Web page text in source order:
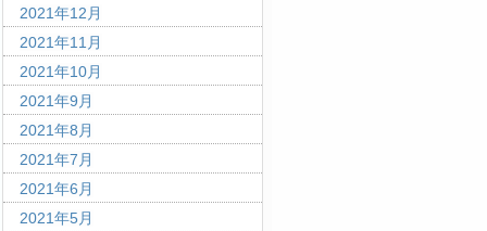
2021年12月
2021年11月
2021年10月
2021年9月
2021年8月
2021年7月
2021年6月
2021年5月